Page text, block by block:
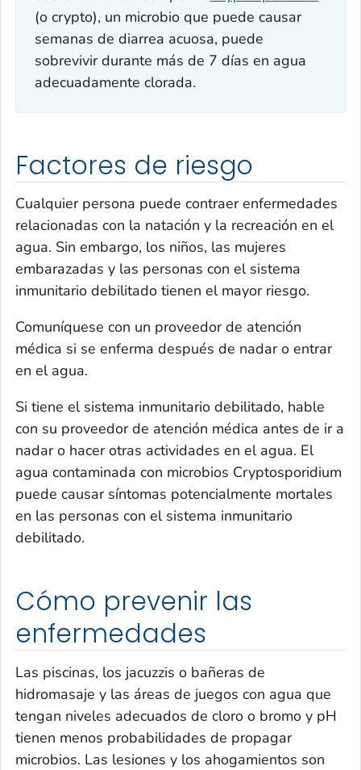
(o crypto), un microbio que puede causar
semanas de diarrea acuosa, puede
sobrevivir durante más de 7 días en agua
adecuadamente clorada.
Factores de riesgo
Cualquier persona puede contraer enfermedades
relacionadas con la natación y la recreación en el
agua. Sin embargo, los niños, las mujeres
embarazadas y las personas con el sistema
inmunitario debilitado tienen el mayor riesgo.
Comuníquese con un proveedor de atención
médica si se enferma después de nadar o entrar
en el agua.
Si tiene el sistema inmunitario debilitado, hable
con su proveedor de atención médica antes de ir a
nadar o hacer otras actividades en el agua. El
agua contaminada con microbios Cryptosporidium
puede causar síntomas potencialmente mortales
en las personas con el sistema inmunitario
debilitado.
Cómo prevenir las
enfermedades
Las piscinas, los jacuzzis o bañeras de
hidromasaje y las áreas de juegos con agua que
tengan niveles adecuados de cloro o bromo y pH
tienen menos probabilidades de propagar
microbios. Las lesiones y los ahogamientos son